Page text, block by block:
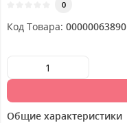
0
Код Товара: 00000063890
Общие характеристики